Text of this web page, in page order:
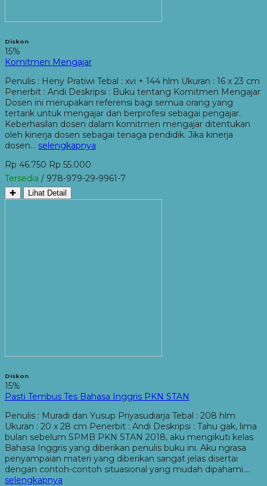
Diskon
15%
Komitmen Mengajar
Penulis : Heny Pratiwi Tebal : xvi + 144 hlm Ukuran : 16 x 23 cm
Penerbit : Andi Deskripsi : Buku tentang Komitmen Mengajar
Dosen ini merupakan referensi bagi semua orang yang
tertarik untuk mengajar dan berprofesi sebagai pengajar.
Keberhasilan dosen dalam komitmen mengajar ditentukan
oleh kinerja dosen sebagai tenaga pendidik. Jika kinerja
dosen… selengkapnya
Rp 46.750 Rp 55.000
Tersedia / 978-979-29-9961-7
✚ Lihat Detail
Diskon
15%
Pasti Tembus Tes Bahasa Inggris PKN STAN
Penulis : Muradi dan Yusup Priyasudiarja Tebal : 208 hlm
Ukuran : 20 x 28 cm Penerbit : Andi Deskripsi : Tahu gak, lima
bulan sebelum SPMB PKN STAN 2018, aku mengikuti kelas
Bahasa Inggris yang diberikan penulis buku ini. Aku ngrasa
penyampaian materi yang diberikan sangat jelas disertai
dengan contoh-contoh situasional yang mudah dipahami….
selengkapnya